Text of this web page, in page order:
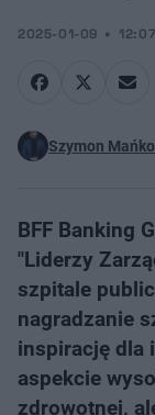
2025-01-09 12:07
Szymon
BFF Banking
"Liderzy
szpitale
nagradzanie
inspirację dla
aspekcie
zdrowotnej,